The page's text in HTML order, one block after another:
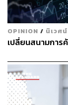
OPINION / นิเวศ
เปลี่ยนสนามการ